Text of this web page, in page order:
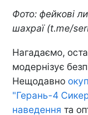
Фото: фейкові
шахраї (t.me/
Нагадаємо,
модернізує
Нещодавно
"Герань-4
наведення та